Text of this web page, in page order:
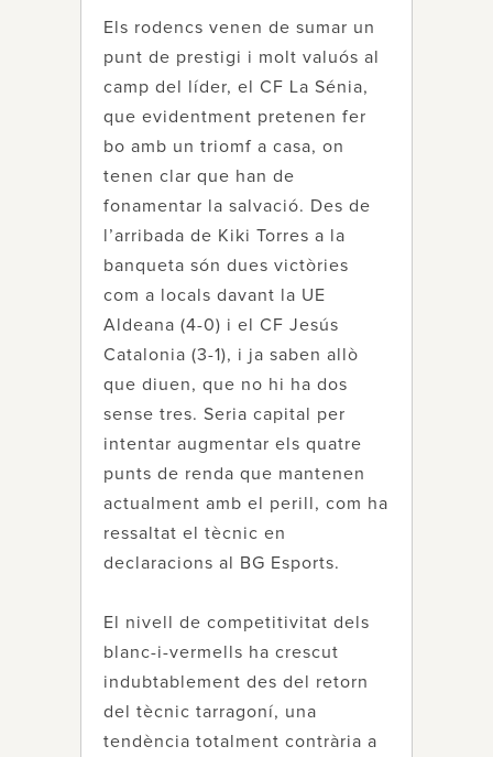
Els rodencs venen de sumar un
punt de prestigi i molt valuós al
camp del líder, el CF La Sénia,
que evidentment pretenen fer
bo amb un triomf a casa, on
tenen clar que han de
fonamentar la salvació. Des de
l’arribada de Kiki Torres a la
banqueta són dues victòries
com a locals davant la UE
Aldeana (4-0) i el CF Jesús
Catalonia (3-1), i ja saben allò
que diuen, que no hi ha dos
sense tres. Seria capital per
intentar augmentar els quatre
punts de renda que mantenen
actualment amb el perill, com ha
ressaltat el tècnic en
declaracions al BG Esports.
El nivell de competitivitat dels
blanc-i-vermells ha crescut
indubtablement des del retorn
del tècnic tarragoní, una
tendència totalment contrària a